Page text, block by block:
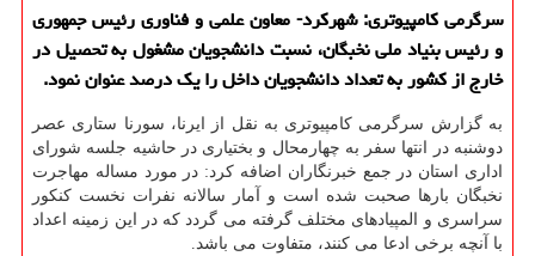
سرگرمی كامپیوتری: شهركرد- معاون علمی و فناوری رئیس جمهوری
و رئیس بنیاد ملی نخبگان، نسبت دانشجویان مشغول به تحصیل در
خارج از كشور به تعداد دانشجویان داخل را یك درصد عنوان نمود.
به گزارش سرگرمی كامپیوتری به نقل از ایرنا، سورنا ستاری عصر
دوشنبه در انتها سفر به چهارمحال و بختیاری در حاشیه جلسه شورای
اداری استان در جمع خبرنگاران اضافه كرد: در مورد مساله مهاجرت
نخبگان بارها صحبت شده است و آمار سالانه نفرات نخست كنكور
سراسری و المپیادهای مختلف گرفته می گردد كه در این زمینه اعداد
با آنچه برخی ادعا می كنند، متفاوت می باشد.